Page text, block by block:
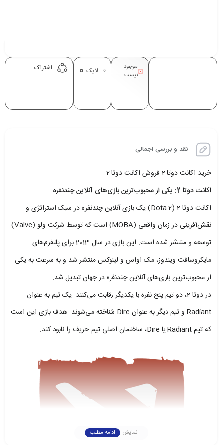
موجود
نیست
لایک 0 اشتراک
نقد و بررسی اجمالی
خرید اکانت دوتا 2 فروش اکانت دوتا 2
اکانت دوتا 2: یکی از محبوب‌ترین بازی‌های آنلاین چندنفره
اکانت دوتا 2 (Dota 2) یک بازی آنلاین چندنفره در سبک استراتژی و
نقش‌آفرینی در زمان واقعی (MOBA) است که توسط شرکت ولو (Valve)
توسعه و منتشر شده است. این بازی در سال 2013 برای پلتفرم‌های
مایکروسافت ویندوز، مک اواس و لینوکس منتشر شد و به سرعت به یکی
از محبوب‌ترین بازی‌های آنلاین چندنفره در جهان تبدیل شد.
در دوتا 2، دو تیم پنج نفره با یکدیگر رقابت می‌کنند. یک تیم به عنوان
Radiant و تیم دیگر به عنوان Dire شناخته می‌شوند. هدف بازی این است
که تیم Radiant یا Dire، ساختمان اصلی تیم حریف را نابود کند.
نمایش ادامه مطلب